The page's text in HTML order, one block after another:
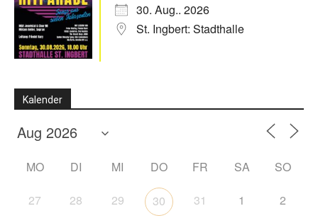
30. Aug.. 2026
St. Ingbert: Stadthalle
Kalender
MO DI MI DO FR SA SO
27 28 29 30 31 1 2